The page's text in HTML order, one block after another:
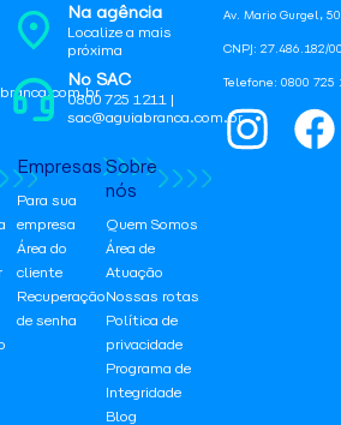
Av. Mario Gurgel,
CNPJ: 27.486.182/
Telefone: 0800 725
Na agência
Localize a mais
próxima
No SAC
0800 725 1211 |
sac@aguiabranca.com.br
Empresas
Para sua
empresa
Área do
cliente
Recuperação
de senha
Sobre
nós
Quem Somos
Área de
Atuação
Nossas rotas
Política de
privacidade
Programa de
Integridade
Blog